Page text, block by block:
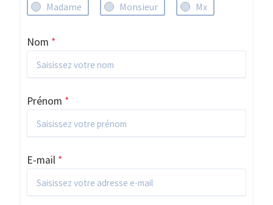
Madame Monsieur Mx
Nom *
Prénom *
E-mail *